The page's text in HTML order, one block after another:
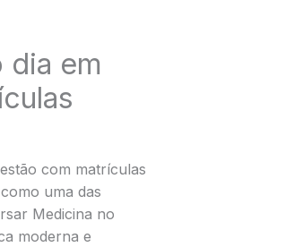
dia em
com matrículas
uma das
Medicina no
moderna e